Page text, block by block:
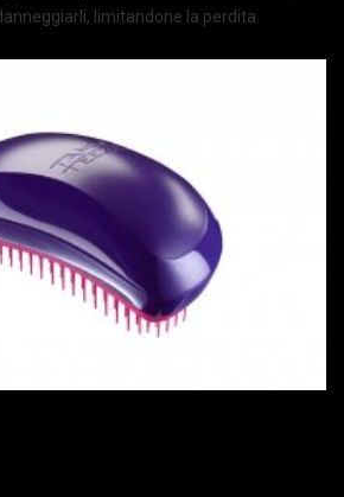
limitandone la perdita.